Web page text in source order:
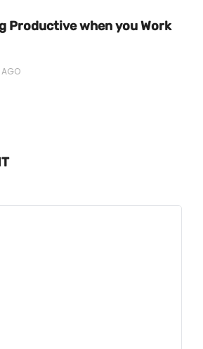
Productive when you Work
AGO